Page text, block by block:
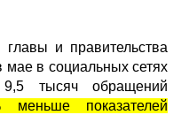
главы и правительства
в социальных сетях
тысяч обращений
показателей